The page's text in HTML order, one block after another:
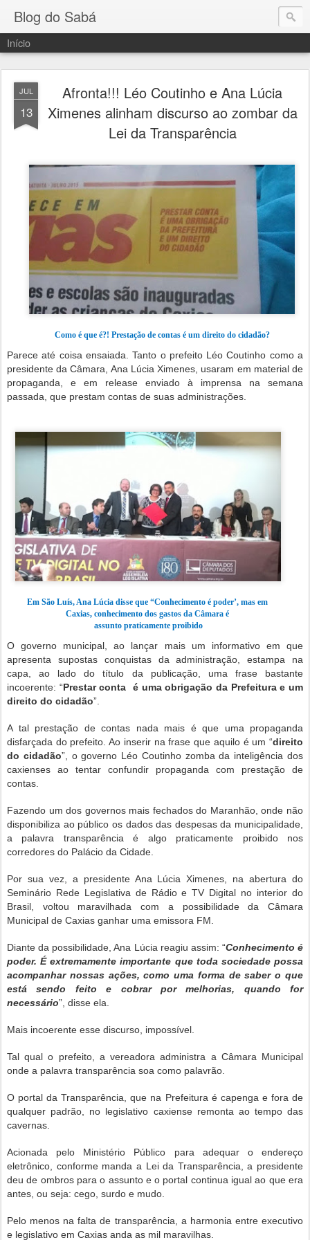
Blog do Sabá
Início
JUL
13
Afronta!!! Léo Coutinho e Ana Lúcia
Ximenes alinham discurso ao zombar da
Lei da Transparência
Como é que é?! Prestação de contas é um direito do cidadão?
Parece até coisa ensaiada. Tanto o prefeito Léo Coutinho como a
presidente da Câmara, Ana Lúcia Ximenes, usaram em material de
propaganda, e em release enviado à imprensa na semana
passada, que prestam contas de suas administrações.
Em São Luís, Ana Lúcia disse que “Conhecimento é poder’, mas em
Caxias, conhecimento dos gastos da Câmara é
assunto praticamente proibido
O governo municipal, ao lançar mais um informativo em que
apresenta supostas conquistas da administração, estampa na
capa, ao lado do título da publicação, uma frase bastante
incoerente: “Prestar conta é uma obrigação da Prefeitura e um
direito do cidadão”.
A tal prestação de contas nada mais é que uma propaganda
disfarçada do prefeito. Ao inserir na frase que aquilo é um “direito
do cidadão”, o governo Léo Coutinho zomba da inteligência dos
caxienses ao tentar confundir propaganda com prestação de
contas.
Fazendo um dos governos mais fechados do Maranhão, onde não
disponibiliza ao público os dados das despesas da municipalidade,
a palavra transparência é algo praticamente proibido nos
corredores do Palácio da Cidade.
Por sua vez, a presidente Ana Lúcia Ximenes, na abertura do
Seminário Rede Legislativa de Rádio e TV Digital no interior do
Brasil, voltou maravilhada com a possibilidade da Câmara
Municipal de Caxias ganhar uma emissora FM.
Diante da possibilidade, Ana Lúcia reagiu assim: “Conhecimento é
poder. É extremamente importante que toda sociedade possa
acompanhar nossas ações, como uma forma de saber o que
está sendo feito e cobrar por melhorias, quando for
necessário”, disse ela.
Mais incoerente esse discurso, impossível.
Tal qual o prefeito, a vereadora administra a Câmara Municipal
onde a palavra transparência soa como palavrão.
O portal da Transparência, que na Prefeitura é capenga e fora de
qualquer padrão, no legislativo caxiense remonta ao tempo das
cavernas.
Acionada pelo Ministério Público para adequar o endereço
eletrônico, conforme manda a Lei da Transparência, a presidente
deu de ombros para o assunto e o portal continua igual ao que era
antes, ou seja: cego, surdo e mudo.
Pelo menos na falta de transparência, a harmonia entre executivo
e legislativo em Caxias anda as mil maravilhas.